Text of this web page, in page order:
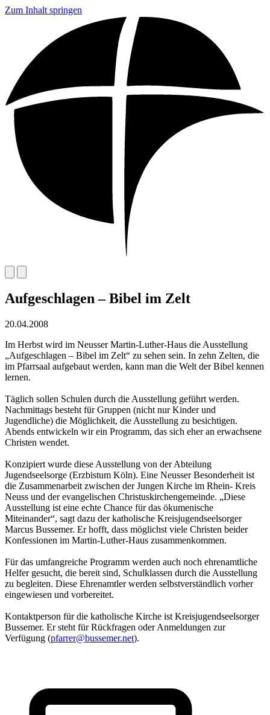
Zum Inhalt springen
Aufgeschlagen – Bibel im Zelt
20.04.2008
Im Herbst wird im Neusser Martin-Luther-Haus die Ausstellung
„Aufgeschlagen – Bibel im Zelt“ zu sehen sein. In zehn Zelten, die
im Pfarrsaal aufgebaut werden, kann man die Welt der Bibel kennen
lernen.
Täglich sollen Schulen durch die Ausstellung geführt werden.
Nachmittags besteht für Gruppen (nicht nur Kinder und
Jugendliche) die Möglichkeit, die Ausstellung zu besichtigen.
Abends entwickeln wir ein Programm, das sich eher an erwachsene
Christen wendet.
Konzipiert wurde diese Ausstellung von der Abteilung
Jugendseelsorge (Erzbistum Köln). Eine Neusser Besonderheit ist
die Zusammenarbeit zwischen der Jungen Kirche im Rhein- Kreis
Neuss und der evangelischen Christuskirchengemeinde. „Diese
Ausstellung ist eine echte Chance für das ökumenische
Miteinander“, sagt dazu der katholische Kreisjugendseelsorger
Marcus Bussemer. Er hofft, dass möglichst viele Christen beider
Konfessionen im Martin-Luther-Haus zusammenkommen.
Für das umfangreiche Programm werden auch noch ehrenamtliche
Helfer gesucht, die bereit sind, Schulklassen durch die Ausstellung
zu begleiten. Diese Ehrenamtler werden selbstverständlich vorher
eingewiesen und vorbereitet.
Kontaktperson für die katholische Kirche ist Kreisjugendseelsorger
Bussemer. Er steht für Rückfragen oder Anmeldungen zur
Verfügung (pfarrer@bussemer.net).